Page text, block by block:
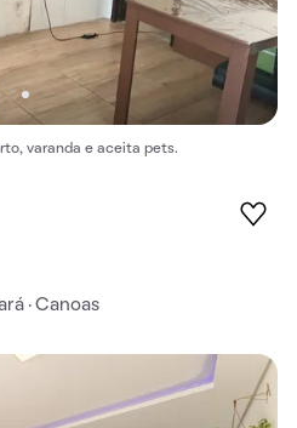
varanda e aceita pets.
· Canoas